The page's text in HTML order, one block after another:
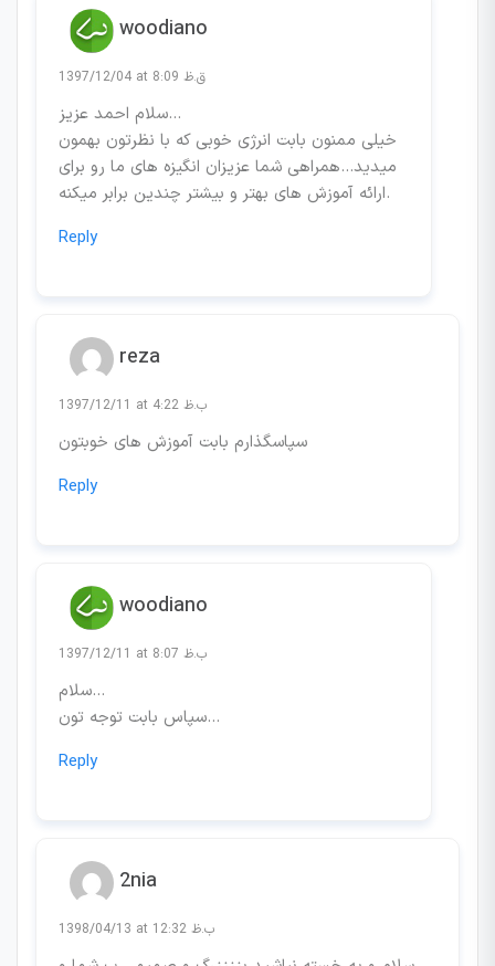
woodiano
1397/12/04 at 8:09 ق.ظ
سلام احمد عزیز…
خیلی ممنون بابت انرژی خوبی که با نظرتون بهمون
میدید…همراهی شما عزیزان انگیزه های ما رو برای
ارائه آموزش های بهتر و بیشتر چندین برابر میکنه.
Reply
reza
1397/12/11 at 4:22 ب.ظ
سپاسگذارم بابت آموزش های خوبتون
Reply
woodiano
1397/12/11 at 8:07 ب.ظ
سلام…
سپاس بابت توجه تون…
Reply
2nia
1398/04/13 at 12:32 ب.ظ